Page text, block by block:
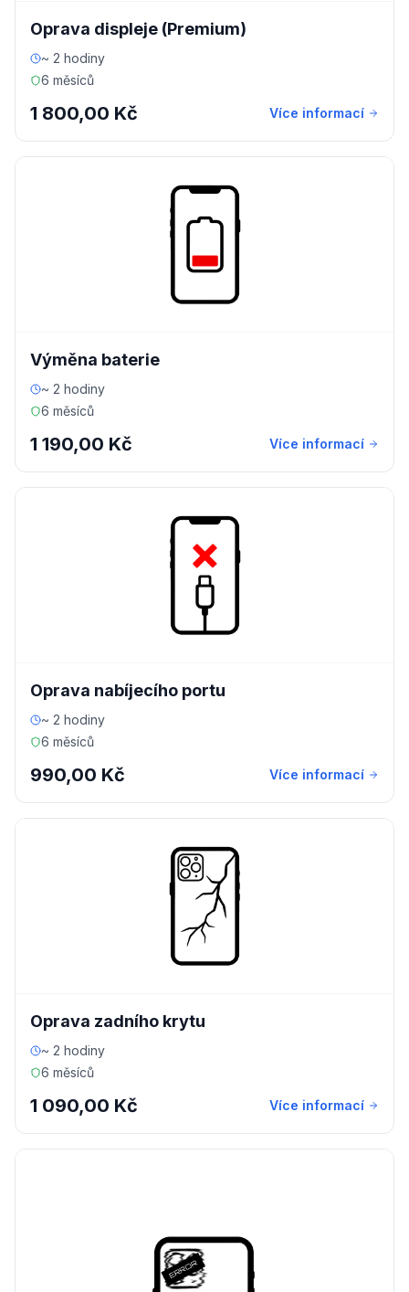
Oprava displeje (Premium)
~ 2 hodiny
6 měsíců
1 800,00 Kč Více informací
Výměna baterie
~ 2 hodiny
6 měsíců
1 190,00 Kč Více informací
Oprava nabíjecího portu
~ 2 hodiny
6 měsíců
990,00 Kč Více informací
Oprava zadního krytu
~ 2 hodiny
6 měsíců
1 090,00 Kč Více informací